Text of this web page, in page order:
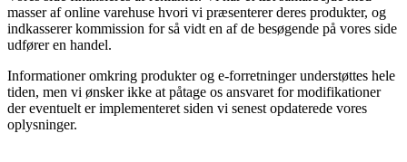
masser af online varehuse hvori vi præsenterer deres produkter, og
indkasserer kommission for så vidt en af de besøgende på vores side
udfører en handel.
Informationer omkring produkter og e-forretninger understøttes hele
tiden, men vi ønsker ikke at påtage os ansvaret for modifikationer
der eventuelt er implementeret siden vi senest opdaterede vores
oplysninger.